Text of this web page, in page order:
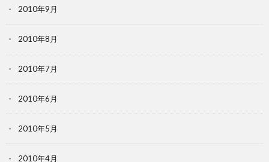
2010年9月
2010年8月
2010年7月
2010年6月
2010年5月
2010年4月